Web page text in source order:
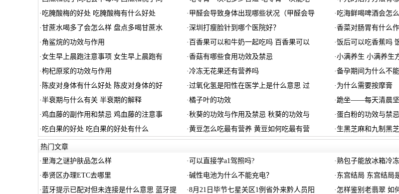
· 吃腌酸梅的好处 吃腌酸梅有什么好处 · 甲醛会导致身体出现哪些状况（甲醛会导 · 吃海鲜喝啤酒会怎
·甘蔗水喝多了会怎么样 盘点多喝甘蔗水 ·深圳打瘦脸针到哪个医院好？ ·香菜对肠胃有什么
· 角鲨烷的功效与作用 · 百香果可以和牛奶一起吃吗 百香果可以 ·饭后可以吃香蕉吗
·女生早上晨跑注意事项 女生早上晨跑有 ·香菇有哪些食用功效及禁忌 ·小满养生 小满养生
·枸杞原浆的功效与作用 · 冷冻无花果还有营养吗 ·备孕期间为什么不
· 陈皮对身体有什么好处 陈皮对身体的好 ·过氧化氢是阳性在医学上是什么意思 过 · 为什么需要按摩膏
·半衰期与什么有关 半衰期的解释 ·橘子叶的功效 · 跪坐——每天清晨坚
·鸡血藤的副作用和禁忌 鸡血藤的注意事 ·秋葵的功效与作用及禁忌 秋葵的功效与 ·蛋白粉的功效与禁
· 吃白果的好处 吃白果的好处有什么 ·黄豆怎么吃最有营养 黄豆如何吃最有营 · 生黑芝麻和九制黑
热门文章
· 里海之谜护肤品怎么样 · 可以直接学a1驾照吗? ·熟包子能放冰箱冷
·奉贤区办理ETC去哪里 ·碱性电池为什么不能充电？ · 东宫结局 东宫结局
· 蓝牙提示已配对但未连接是什么意思 蓝牙提 ·8月21日毕节七星关区1例省外来黔人员阳 · 怎样鉴别老翡翠 如